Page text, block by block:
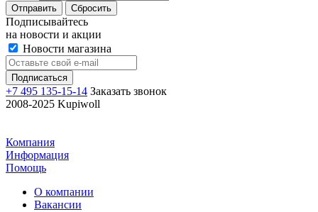
Отправить Сбросить
Подписывайтесь
на новости и акции
Новости магазина
+7 495 135-15-14 Заказать звонок
2008-2025 Kupiwoll
Компания
Информация
Помощь
О компании
Вакансии